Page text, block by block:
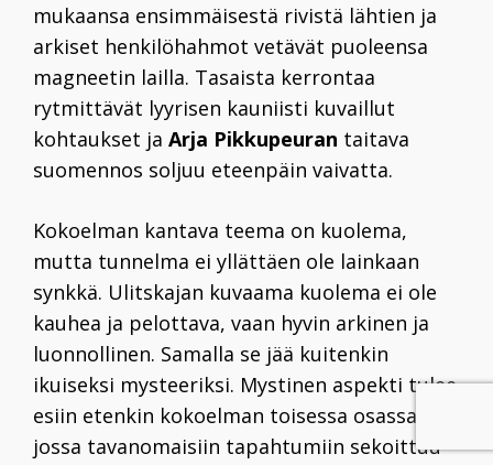
mukaansa ensimmäisestä rivistä lähtien ja
arkiset henkilöhahmot vetävät puoleensa
magneetin lailla. Tasaista kerrontaa
rytmittävät lyyrisen kauniisti kuvaillut
kohtaukset ja Arja Pikkupeuran taitava
suomennos soljuu eteenpäin vaivatta.
Kokoelman kantava teema on kuolema,
mutta tunnelma ei yllättäen ole lainkaan
synkkä. Ulitskajan kuvaama kuolema ei ole
kauhea ja pelottava, vaan hyvin arkinen ja
luonnollinen. Samalla se jää kuitenkin
ikuiseksi mysteeriksi. Mystinen aspekti tulee
esiin etenkin kokoelman toisessa osassa,
jossa tavanomaisiin tapahtumiin sekoittuu